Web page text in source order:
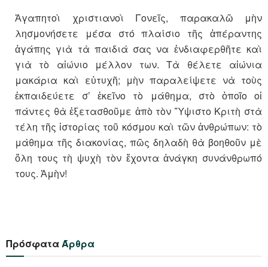
Ἀγαπητοὶ χριστιανοὶ Γονεῖς, παρακαλῶ μὴν
λησμονήσετε μέσα στό πλαίσιο τῆς ἀπέραντης
ἀγάπης γιὰ τὰ παιδιά σας να ἐνδιαφερθῆτε καὶ
γιὰ τὸ αἰώνιο μέλλον των. Τὰ θέλετε αἰώνια
μακάρια καὶ εὐτυχῆ; μὴν παραλείψετε νὰ τοὺς
ἐκπαιδεύετε σ’ ἐκεῖνο τὸ μάθημα, στὸ ὁποῖο οἱ
πάντες θὰ ἐξετασθοῦμε ἀπὸ τὸν Ὕψιστο Κριτὴ στὰ
τέλη τῆς ἱστορίας τοῦ κόσμου καὶ τῶν ἀνθρώπων: τὸ
μάθημα τῆς διακονίας, πῶς δηλαδὴ θὰ βοηθοῦν μὲ
ὅλη τους τὴ ψυχὴ τὸν ἔχοντα ἀνάγκη συνάνθρωπό
τους. Ἀμὴν!
ΠρόσφαταΆρθρα